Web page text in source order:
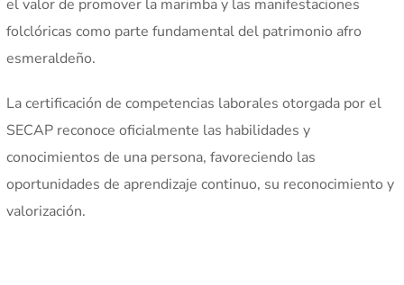
el valor de promover la marimba y las manifestaciones
folclóricas como parte fundamental del patrimonio afro
esmeraldeño.
La certificación de competencias laborales otorgada por el
SECAP reconoce oficialmente las habilidades y
conocimientos de una persona, favoreciendo las
oportunidades de aprendizaje continuo, su reconocimiento y
valorización.